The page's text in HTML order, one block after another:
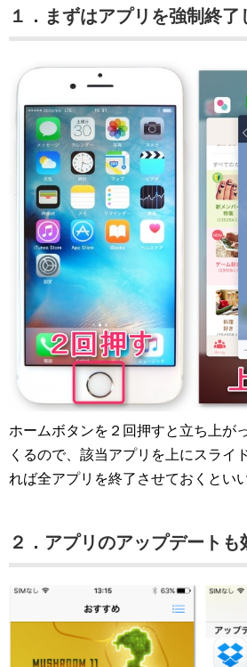
１．まずはアプリを強制終了
ホームボタンを２回押すと立ち上が
くるので、該当アプリを上にスライ
れば全アプリを終了させておくとい
２．アプリのアップデートも